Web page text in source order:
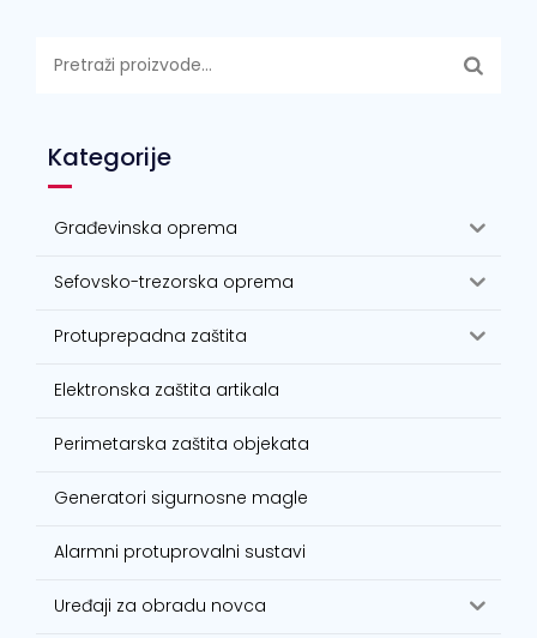
Kategorije
Građevinska oprema
Sefovsko-trezorska oprema
Protuprepadna zaštita
Elektronska zaštita artikala
Perimetarska zaštita objekata
Generatori sigurnosne magle
Alarmni protuprovalni sustavi
Uređaji za obradu novca